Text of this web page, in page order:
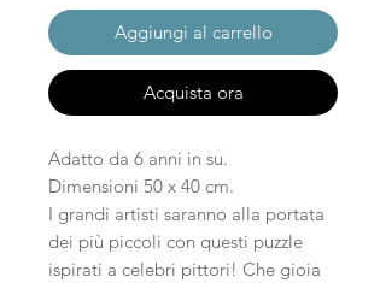
Aggiungi al carrello
Acquista ora
Adatto da 6 anni in su.
Dimensioni 50 x 40 cm.
I grandi artisti saranno alla portata
dei più piccoli con questi puzzle
ispirati a celebri pittori! Che gioia